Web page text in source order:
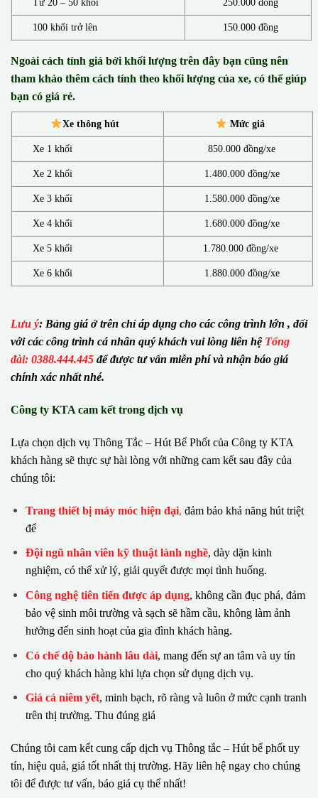
Từ 20 – 50 khối 250.000 đồng
100 khối trở lên 150.000 đồng
Ngoài cách tính giá bởi khối lượng trên đây bạn cũng nên
tham khảo thêm cách tính theo khối lượng của xe, có thể giúp
bạn có giá rẻ.
Xe thông hút Mức giá
Xe 1 khối 850.000 đồng/xe
Xe 2 khối 1.480.000 đồng/xe
Xe 3 khối 1.580.000 đồng/xe
Xe 4 khối 1.680.000 đồng/xe
Xe 5 khối 1.780.000 đồng/xe
Xe 6 khối 1.880.000 đồng/xe
Lưu ý: Bảng giá ở trên chỉ áp dụng cho các công trình lớn , đối
với các công trình cá nhân quý khách vui lòng liên hệ Tổng
đài: 0388.444.445 để được tư vấn miễn phí và nhận báo giá
chính xác nhất nhé.
Công ty KTA cam kết trong dịch vụ
Lựa chọn dịch vụ Thông Tắc – Hút Bể Phốt của Công ty KTA
khách hàng sẽ thực sự hài lòng với những cam kết sau đây của
chúng tôi:
Trang thiết bị máy móc hiện đại, đảm bảo khả năng hút triệt
để
Đội ngũ nhân viên kỹ thuật lành nghề, dày dặn kinh
nghiệm, có thể xử lý, giải quyết được mọi tình huống.
Công nghệ tiên tiến được áp dụng, không cần đục phá, đảm
bảo vệ sinh môi trường và sạch sẽ hầm cầu, không làm ảnh
hưởng đến sinh hoạt của gia đình khách hàng.
Có chế dộ bảo hành lâu dài, mang đến sự an tâm và uy tín
cho quý khách hàng khi lựa chọn sử dụng dịch vụ.
Giá cả niêm yết, minh bạch, rõ ràng và luôn ở mức cạnh tranh
trên thị trường. Thu đúng giá
Chúng tôi cam kết cung cấp dịch vụ Thông tắc – Hút bể phốt uy
tín, hiệu quả, giá tốt nhất thị trường. Hãy liên hệ ngay cho chúng
tôi để được tư vấn, báo giá cụ thể nhất!